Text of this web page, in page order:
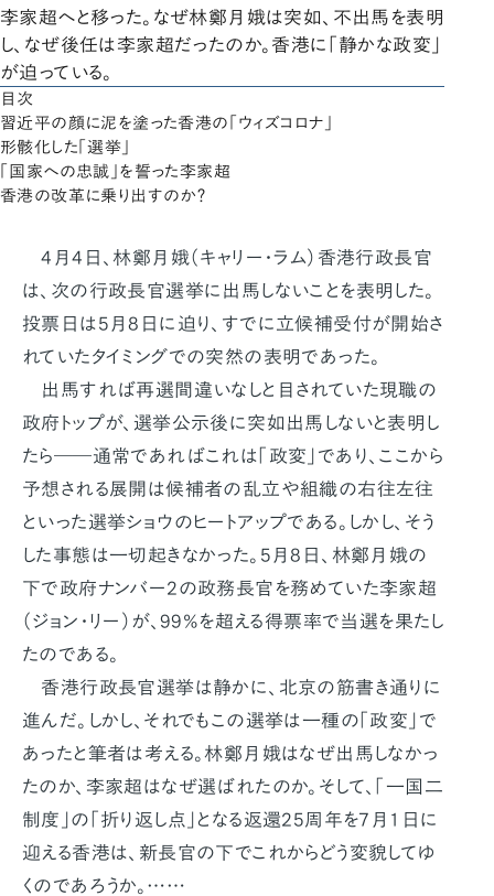
李家超へと移った。なぜ林鄭月娥は突如、不出馬を表明
し、なぜ後任は李家超だったのか。香港に「静かな政変」
が迫っている。
目次
習近平の顔に泥を塗った香港の「ウィズコロナ」
形骸化した「選挙」
「国家への忠誠」を誓った李家超
香港の改革に乗り出すのか？
4月4日、林鄭月娥（キャリー・ラム）香港行政長官
は、次の行政長官選挙に出馬しないことを表明した。
投票日は5月8日に迫り、すでに立候補受付が開始さ
れていたタイミングでの突然の表明であった。
出馬すれば再選間違いなしと目されていた現職の
政府トップが、選挙公示後に突如出馬しないと表明し
たら――通常であればこれは「政変」であり、ここから
予想される展開は候補者の乱立や組織の右往左往
といった選挙ショウのヒートアップである。しかし、そう
した事態は一切起きなかった。5月8日、林鄭月娥の
下で政府ナンバー2の政務長官を務めていた李家超
（ジョン・リー）が、99%を超える得票率で当選を果たし
たのである。
香港行政長官選挙は静かに、北京の筋書き通りに
進んだ。しかし、それでもこの選挙は一種の「政変」で
あったと筆者は考える。林鄭月娥はなぜ出馬しなかっ
たのか、李家超はなぜ選ばれたのか。そして、「一国二
制度」の「折り返し点」となる返還25周年を7月1日に
迎える香港は、新長官の下でこれからどう変貌してゆ
くのであろうか。……